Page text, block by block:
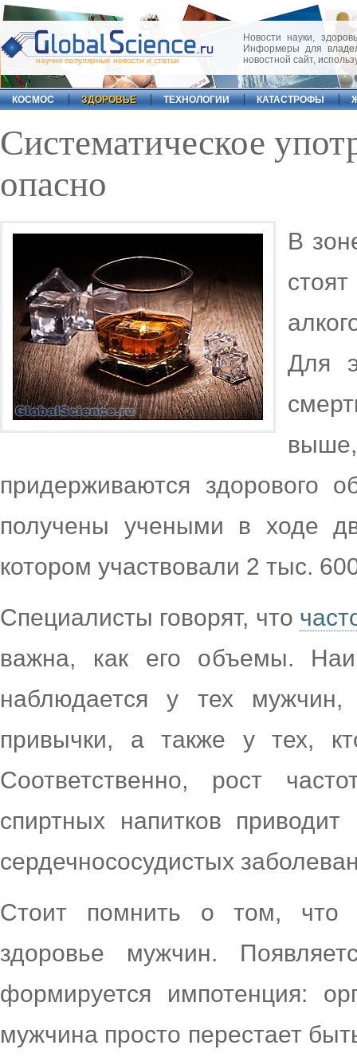
научно-популярные новости и статьи
Новости науки,
Информеры для
новостной сайт,
КОСМОС ЗДОРОВЬЕ ТЕХНОЛОГИИ КАТАСТРОФЫ
Систематическое
опасно
В
Для
придерживаются здорового
получены учеными в ходе
котором участвовали 2 тыс.
Специалисты говорят, что
важна, как его объемы.
наблюдается у тех
привычки, а также у тех,
Соответственно, рост
спиртных напитков
сердечнососудистых
Стоит помнить о том, что
здоровье мужчин.
формируется импотенция:
мужчина просто перестает